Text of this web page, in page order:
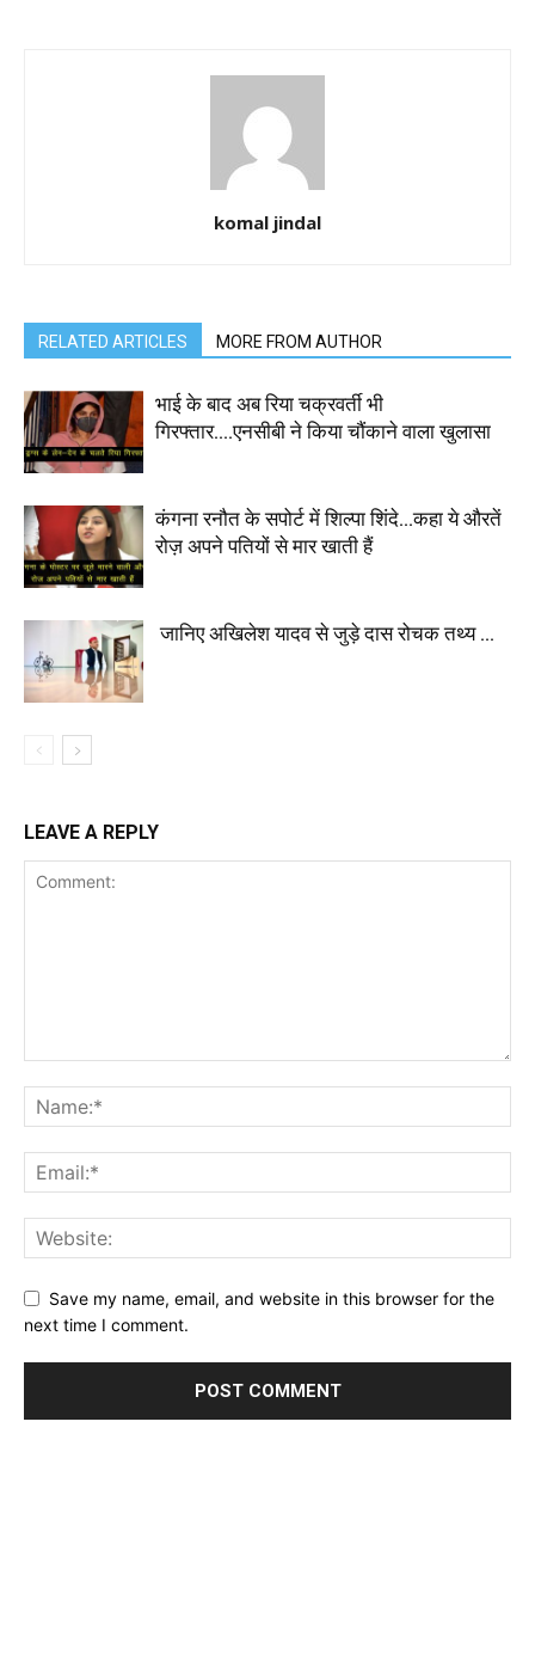
komal jindal
RELATED ARTICLES MORE FROM AUTHOR
भाई के बाद अब रिया चक्रवर्ती भी
गिरफ्तार….एनसीबी ने किया चौंकाने वाला खुलासा
कंगना रनौत के सपोर्ट में शिल्पा शिंदे…कहा ये औरतें
रोज़ अपने पतियों से मार खाती हैं
जानिए अखिलेश यादव से जुड़े दास रोचक तथ्य …
LEAVE A REPLY
Save my name, email, and website in this browser for the
next time I comment.